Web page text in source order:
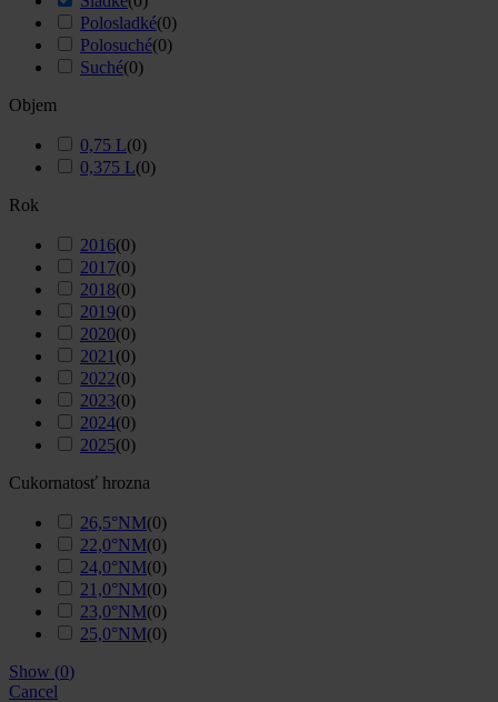
Polosladké(0)
Polosuché(0)
Suché(0)
Objem
0,75 L(0)
0,375 L(0)
Rok
2016(0)
2017(0)
2018(0)
2019(0)
2020(0)
2021 (0)
2022(0)
2023(0)
2024(0)
2025(0)
Cukornatosť hrozna
26,5°NM(0)
22,0°NM(0)
24,0°NM(0)
21,0°NM(0)
23,0°NM(0)
25,0°NM(0)
Show (0)
Cancel